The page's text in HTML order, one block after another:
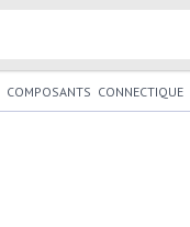
COMPOSANTS CONNECTIQUE